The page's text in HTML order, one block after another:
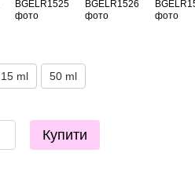
15 ml 50 ml
Купити